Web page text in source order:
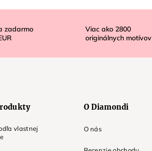
zadarmo
Viac ako 2800
originálnych motívov
vlastnej
O Diamondi
O nás